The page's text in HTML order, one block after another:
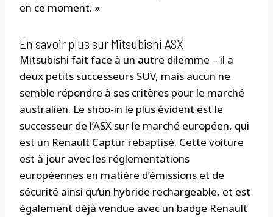
en ce moment. »
En savoir plus sur Mitsubishi ASX
Mitsubishi fait face à un autre dilemme – il a
deux petits successeurs SUV, mais aucun ne
semble répondre à ses critères pour le marché
australien. Le shoo-in le plus évident est le
successeur de l’ASX sur le marché européen, qui
est un Renault Captur rebaptisé. Cette voiture
est à jour avec les réglementations
européennes en matière d’émissions et de
sécurité ainsi qu’un hybride rechargeable, et est
également déjà vendue avec un badge Renault